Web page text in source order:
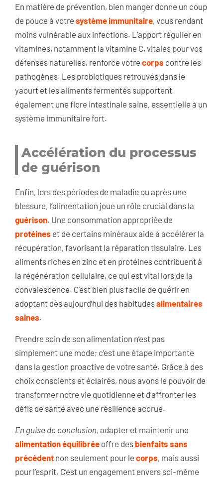
En matière de prévention, bien manger donne un coup
de pouce à votre système immunitaire, vous rendant
moins vulnérable aux infections. L’apport régulier en
vitamines, notamment la vitamine C, vitales pour vos
défenses naturelles, renforce votre corps contre les
pathogènes. Les probiotiques retrouvés dans le
yaourt et les aliments fermentés supportent
également une flore intestinale saine, essentielle à un
système immunitaire fort.
Accélération du processus
de guérison
Enfin, lors des périodes de maladie ou après une
blessure, l’alimentation joue un rôle crucial dans la
guérison. Une consommation appropriée de
protéines et de certains minéraux aide à accélérer la
récupération, favorisant la réparation tissulaire. Les
aliments riches en zinc et en protéines contribuent à
la régénération cellulaire, ce qui est vital lors de la
convalescence. C’est bien plus facile de guérir en
adoptant dès aujourd’hui des habitudesalimentaires
saines.
Prendre soin de son alimentation n’est pas
simplement une mode; c’est une étape importante
dans la gestion proactive de votre santé. Grâce à des
choix conscients et éclairés, nous avons le pouvoir de
transformer notre vie quotidienne et d’affronter les
défis de santé avec une résilience accrue.
En guise de conclusion, adapter et maintenir une
alimentation équilibrée offre des bienfaits sans
précédent non seulement pour le corps, mais aussi
pour l’esprit. C’est un engagement envers soi-même